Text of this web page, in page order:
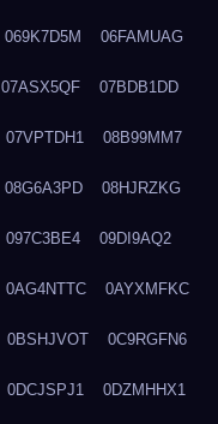
069K7D5M 06FAMUAG
07ASX5QF 07BDB1DD
07VPTDH1 08B99MM7
08G6A3PD 08HJRZKG
097C3BE4 09DI9AQ2
0AG4NTTC 0AYXMFKC
0BSHJVOT 0C9RGFN6
0DCJSPJ1 0DZMHHX1